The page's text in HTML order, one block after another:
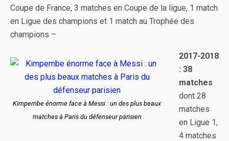
Coupe de France, 3 matches en Coupe de la ligue, 1 match
en Ligue des champions et 1 match au Trophée des
champions –
Kimpembe énorme face à Messi : un des plus beaux
matches à Paris du défenseur parisien
2017-2018
: 38
matches
dont 28
matches
en Ligue 1,
4 matches